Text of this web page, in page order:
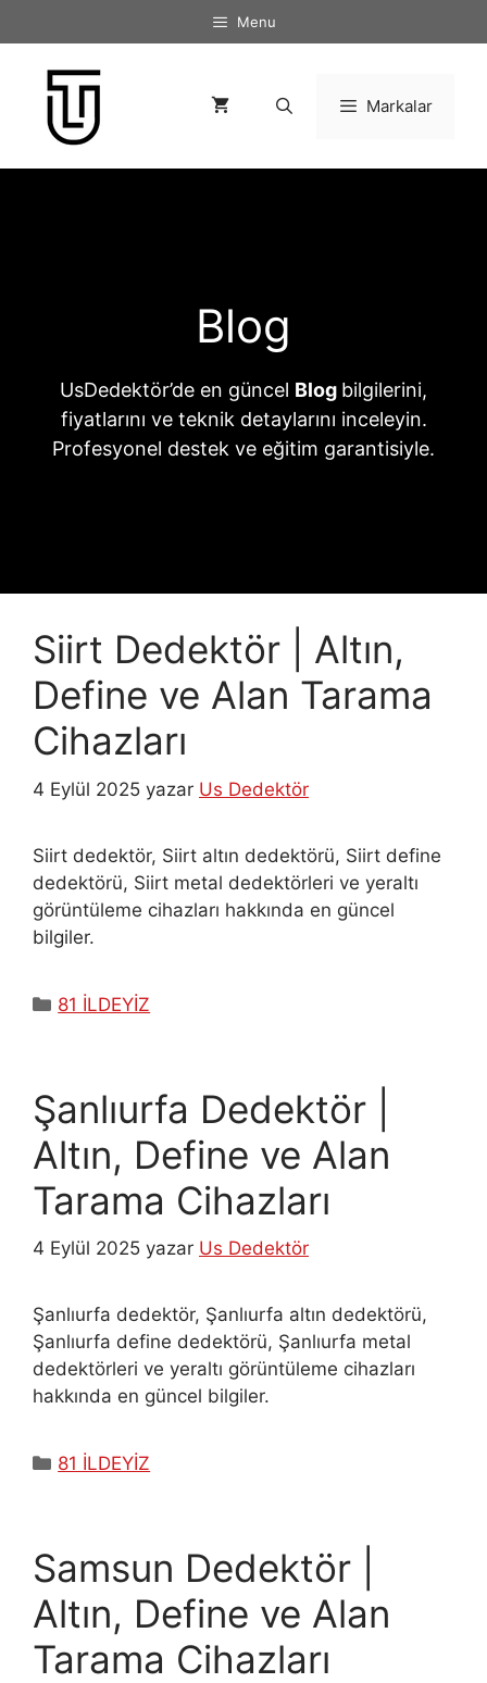
atla
Menu
Markalar
Blog
UsDedektör’de en güncel Blog bilgilerini,
fiyatlarını ve teknik detaylarını inceleyin.
Profesyonel destek ve eğitim garantisiyle.
Siirt Dedektör | Altın,
Define ve Alan Tarama
Cihazları
4 Eylül 2025 yazar Us Dedektör
Siirt dedektör, Siirt altın dedektörü, Siirt define
dedektörü, Siirt metal dedektörleri ve yeraltı
görüntüleme cihazları hakkında en güncel
bilgiler.
Kategoriler
81 İLDEYİZ
Şanlıurfa Dedektör |
Altın, Define ve Alan
Tarama Cihazları
4 Eylül 2025 yazar Us Dedektör
Şanlıurfa dedektör, Şanlıurfa altın dedektörü,
Şanlıurfa define dedektörü, Şanlıurfa metal
dedektörleri ve yeraltı görüntüleme cihazları
hakkında en güncel bilgiler.
Kategoriler
81 İLDEYİZ
Samsun Dedektör |
Altın, Define ve Alan
Tarama Cihazları